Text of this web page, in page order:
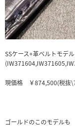
SSケース+革ベルトモデル
現価格 ￥874,500(税
ゴールドのこのモデルも